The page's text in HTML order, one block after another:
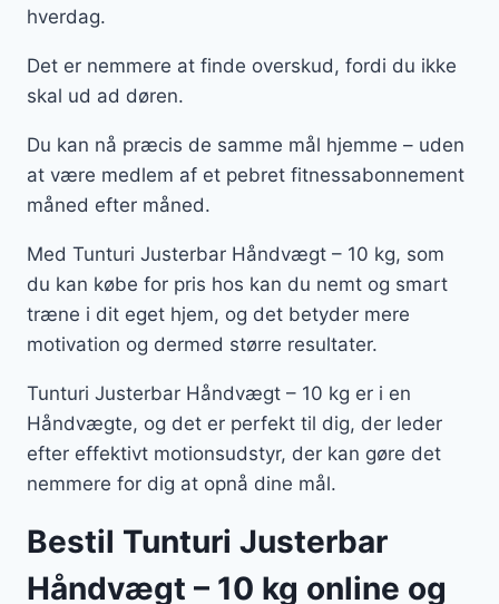
hverdag.
Det er nemmere at finde overskud, fordi du ikke
skal ud ad døren.
Du kan nå præcis de samme mål hjemme – uden
at være medlem af et pebret fitnessabonnement
måned efter måned.
Med Tunturi Justerbar Håndvægt – 10 kg, som
du kan købe for pris hos kan du nemt og smart
træne i dit eget hjem, og det betyder mere
motivation og dermed større resultater.
Tunturi Justerbar Håndvægt – 10 kg er i en
Håndvægte, og det er perfekt til dig, der leder
efter effektivt motionsudstyr, der kan gøre det
nemmere for dig at opnå dine mål.
Bestil Tunturi Justerbar
Håndvægt – 10 kg online og